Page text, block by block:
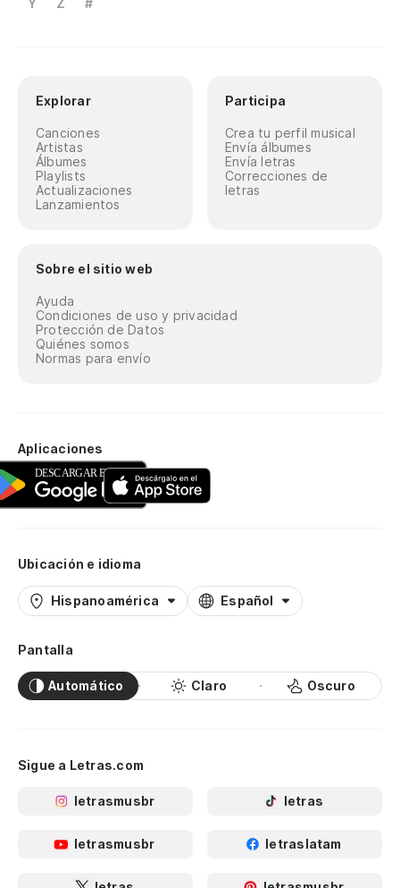
Explorar
Canciones
Artistas
Álbumes
Playlists
Actualizaciones
Lanzamientos
Participa
Crea tu perfil musical
Envía álbumes
Envía letras
Correcciones de
letras
Sobre el sitio web
Ayuda
Condiciones de uso y privacidad
Protección de Datos
Quiénes somos
Normas para envío
Aplicaciones
Ubicación e idioma
Hispanoamérica Español
Pantalla
Automático Claro Oscuro
Sigue a Letras.com
letrasmusbr letras
letrasmusbr letraslatam